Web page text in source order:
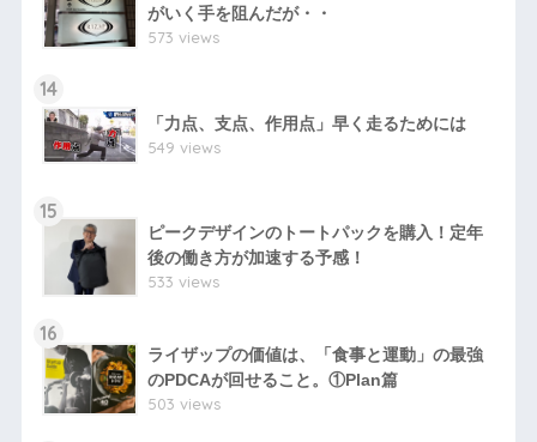
がいく手を阻んだが・・
573 views
14
「力点、支点、作用点」早く走るためには
549 views
15
ピークデザインのトートパックを購入！定年
後の働き方が加速する予感！
533 views
16
ライザップの価値は、「食事と運動」の最強
のPDCAが回せること。①Plan篇
503 views